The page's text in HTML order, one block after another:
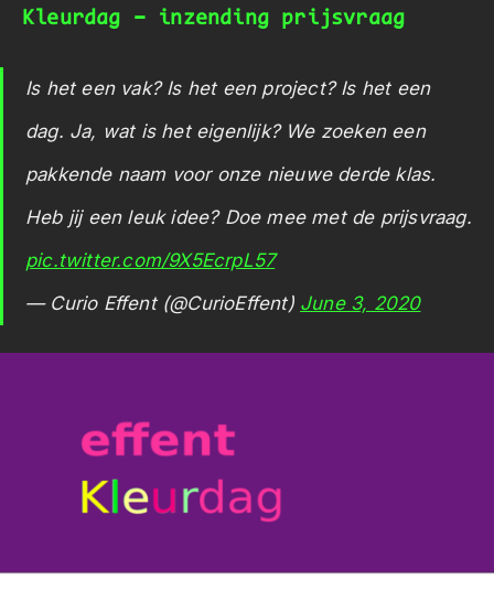
Kleurdag – inzending prijsvraag
Is het een vak? Is het een project? Is het een
dag. Ja, wat is het eigenlijk? We zoeken een
pakkende naam voor onze nieuwe derde klas.
Heb jij een leuk idee? Doe mee met de prijsvraag.
pic.twitter.com/9X5EcrpL57
— Curio Effent (@CurioEffent) June 3, 2020